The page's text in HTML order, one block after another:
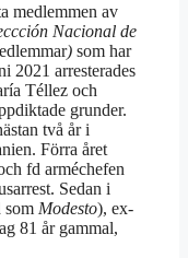
medlemmen av
Nacional de
) som har
2021 arresterades
Téllez och
grunder.
två år i
Förra året
fd arméchefen
Sedan i
som Modesto), ex-
81 år gammal,